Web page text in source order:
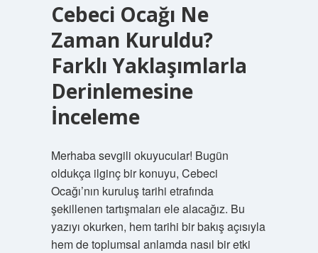
Cebeci Ocağı Ne
Zaman Kuruldu?
Farklı Yaklaşımlarla
Derinlemesine
İnceleme
Merhaba sevgili okuyucular! Bugün
oldukça ilginç bir konuyu, Cebeci
Ocağı’nın kuruluş tarihi etrafında
şekillenen tartışmaları ele alacağız. Bu
yazıyı okurken, hem tarihi bir bakış açısıyla
hem de toplumsal anlamda nasıl bir etki